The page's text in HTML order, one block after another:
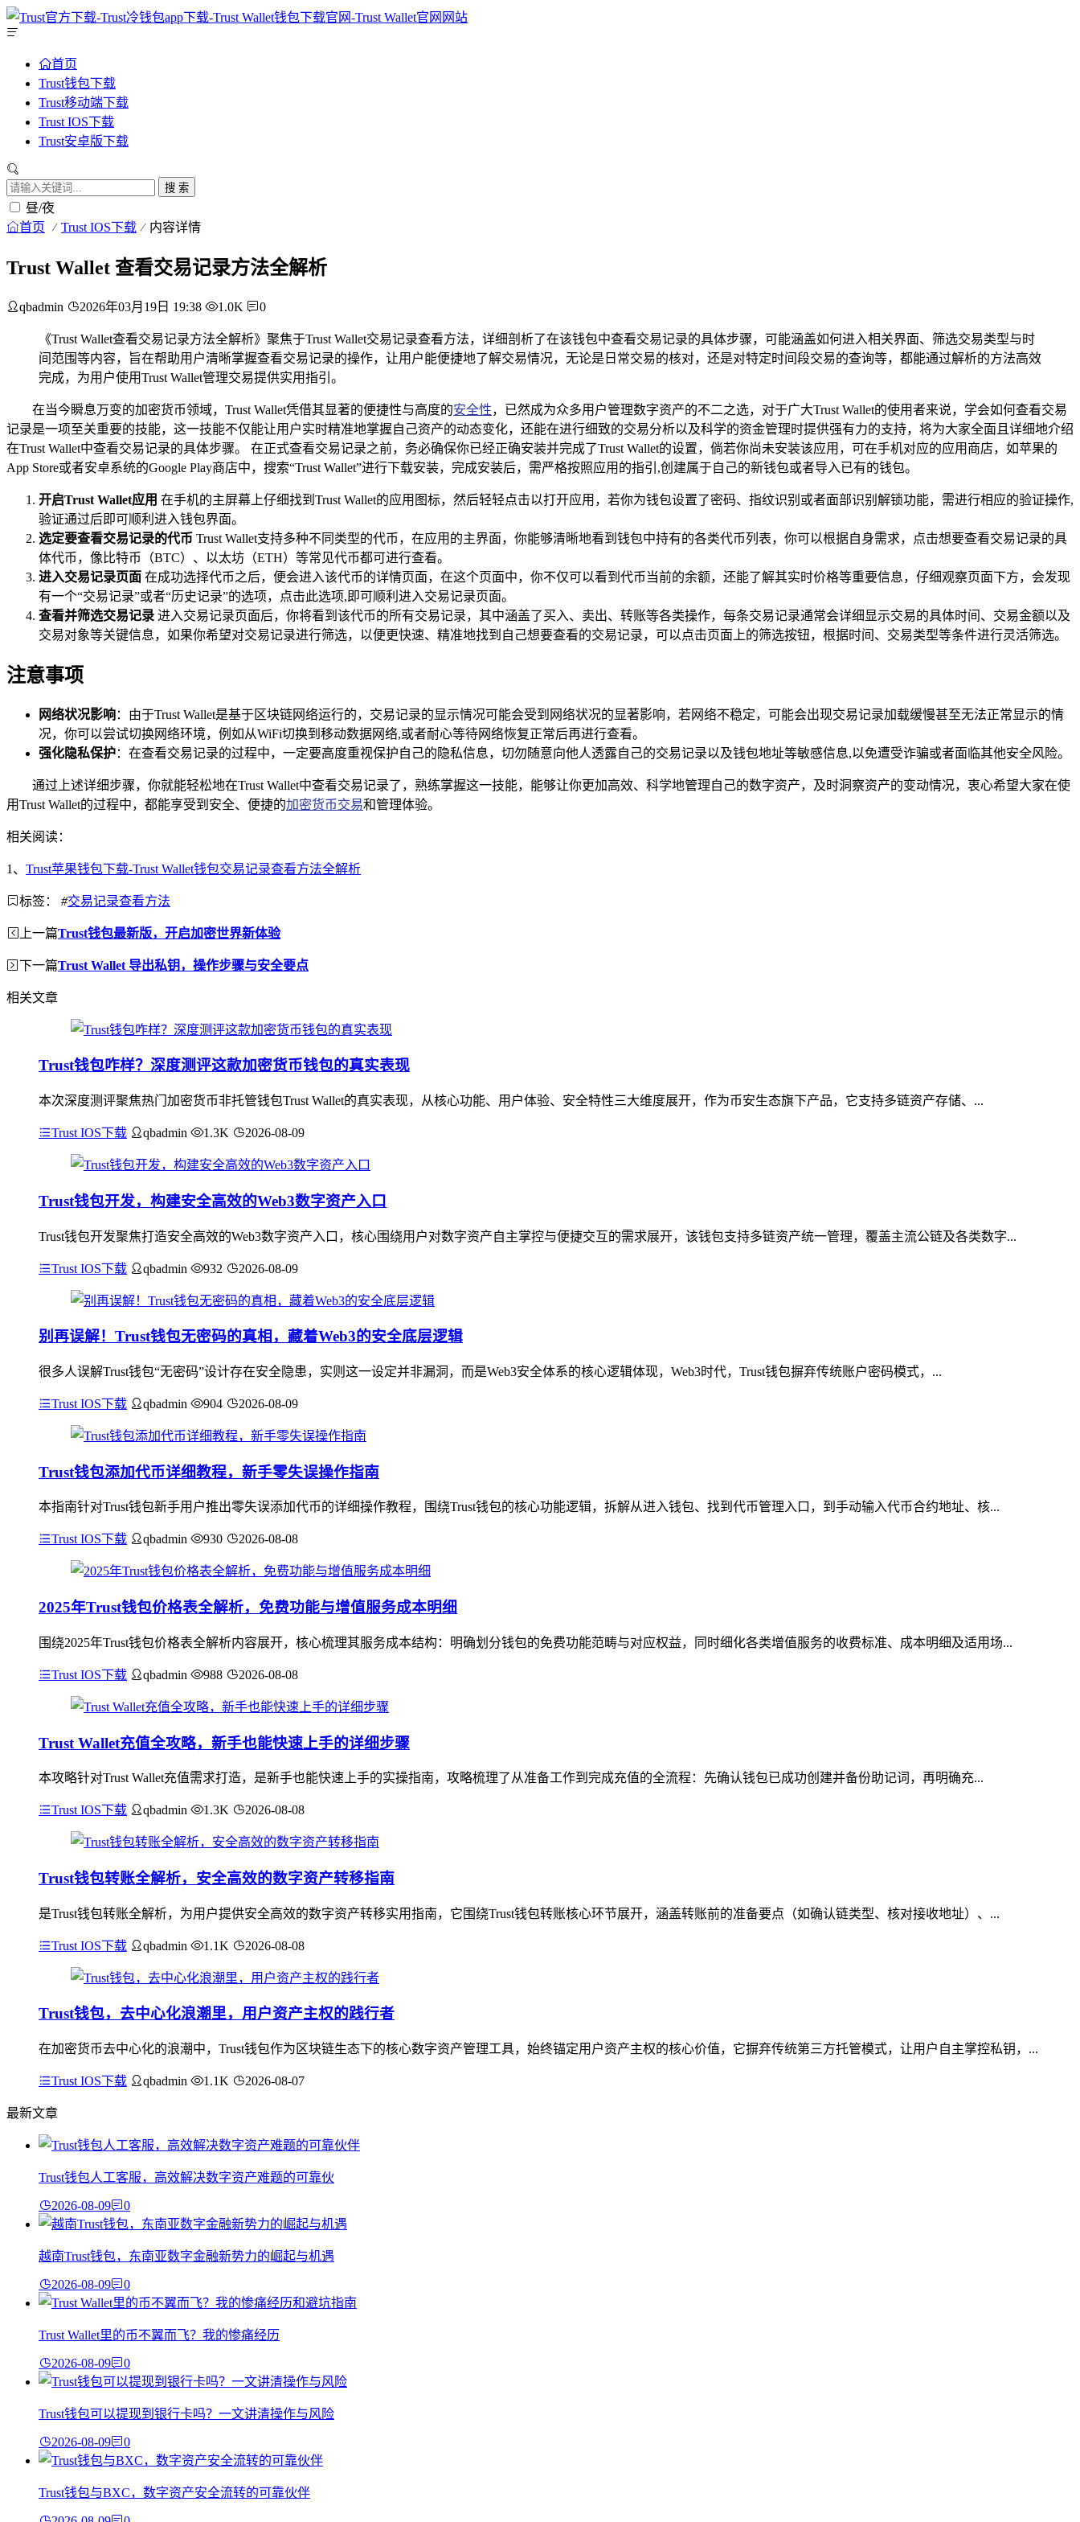
首页
Trust钱包下载
Trust移动端下载
Trust IOS下载
Trust安卓版下载
搜 索
昼/夜
首页 Trust IOS下载 内容详情
Trust Wallet 查看交易记录方法全解析
qbadmin 2026年03月19日 19:38 1.0K 0
《Trust Wallet查看交易记录方法全解析》聚焦于Trust Wallet交易记录查看方法，详细剖析了在该钱包中查看交易记录的具体步骤，可能涵盖如何进入相关界面、筛选交易类型与时
间范围等内容，旨在帮助用户清晰掌握查看交易记录的操作，让用户能便捷地了解交易情况，无论是日常交易的核对，还是对特定时间段交易的查询等，都能通过解析的方法高效
完成，为用户使用Trust Wallet管理交易提供实用指引。
在当今瞬息万变的加密货币领域，Trust Wallet凭借其显著的便捷性与高度的安全性，已然成为众多用户管理数字资产的不二之选，对于广大Trust Wallet的使用者来说，学会如何查看交易
记录是一项至关重要的技能，这一技能不仅能让用户实时精准地掌握自己资产的动态变化，还能在进行细致的交易分析以及科学的资金管理时提供强有力的支持，将为大家全面且详细地介绍
在Trust Wallet中查看交易记录的具体步骤。 在正式查看交易记录之前，务必确保你已经正确安装并完成了Trust Wallet的设置，倘若你尚未安装该应用，可在手机对应的应用商店，如苹果的
App Store或者安卓系统的Google Play商店中，搜索“Trust Wallet”进行下载安装，完成安装后，需严格按照应用的指引,创建属于自己的新钱包或者导入已有的钱包。
开启Trust Wallet应用 在手机的主屏幕上仔细找到Trust Wallet的应用图标，然后轻轻点击以打开应用，若你为钱包设置了密码、指纹识别或者面部识别解锁功能，需进行相应的验证操作,
验证通过后即可顺利进入钱包界面。
选定要查看交易记录的代币 Trust Wallet支持多种不同类型的代币，在应用的主界面，你能够清晰地看到钱包中持有的各类代币列表，你可以根据自身需求，点击想要查看交易记录的具
体代币，像比特币（BTC）、以太坊（ETH）等常见代币都可进行查看。
进入交易记录页面 在成功选择代币之后，便会进入该代币的详情页面，在这个页面中，你不仅可以看到代币当前的余额，还能了解其实时价格等重要信息，仔细观察页面下方，会发现
有一个“交易记录”或者“历史记录”的选项，点击此选项,即可顺利进入交易记录页面。
查看并筛选交易记录 进入交易记录页面后，你将看到该代币的所有交易记录，其中涵盖了买入、卖出、转账等各类操作，每条交易记录通常会详细显示交易的具体时间、交易金额以及
交易对象等关键信息，如果你希望对交易记录进行筛选，以便更快速、精准地找到自己想要查看的交易记录，可以点击页面上的筛选按钮，根据时间、交易类型等条件进行灵活筛选。
注意事项
网络状况影响：由于Trust Wallet是基于区块链网络运行的，交易记录的显示情况可能会受到网络状况的显著影响，若网络不稳定，可能会出现交易记录加载缓慢甚至无法正常显示的情
况，你可以尝试切换网络环境，例如从WiFi切换到移动数据网络,或者耐心等待网络恢复正常后再进行查看。
强化隐私保护：在查看交易记录的过程中，一定要高度重视保护自己的隐私信息，切勿随意向他人透露自己的交易记录以及钱包地址等敏感信息,以免遭受诈骗或者面临其他安全风险。
通过上述详细步骤，你就能轻松地在Trust Wallet中查看交易记录了，熟练掌握这一技能，能够让你更加高效、科学地管理自己的数字资产，及时洞察资产的变动情况，衷心希望大家在使
用Trust Wallet的过程中，都能享受到安全、便捷的加密货币交易和管理体验。
相关阅读：
1、 Trust苹果钱包下载-Trust Wallet钱包交易记录查看方法全解析
标签： #交易记录查看方法
上一篇Trust钱包最新版，开启加密世界新体验
下一篇Trust Wallet 导出私钥，操作步骤与安全要点
相关文章
Trust钱包咋样？深度测评这款加密货币钱包的真实表现
本次深度测评聚焦热门加密货币非托管钱包Trust Wallet的真实表现，从核心功能、用户体验、安全特性三大维度展开，作为币安生态旗下产品，它支持多链资产存储、...
Trust IOS下载 qbadmin 1.3K 2026-08-09
Trust钱包开发，构建安全高效的Web3数字资产入口
Trust钱包开发聚焦打造安全高效的Web3数字资产入口，核心围绕用户对数字资产自主掌控与便捷交互的需求展开，该钱包支持多链资产统一管理，覆盖主流公链及各类数字...
Trust IOS下载 qbadmin 932 2026-08-09
别再误解！Trust钱包无密码的真相，藏着Web3的安全底层逻辑
很多人误解Trust钱包“无密码”设计存在安全隐患，实则这一设定并非漏洞，而是Web3安全体系的核心逻辑体现，Web3时代，Trust钱包摒弃传统账户密码模式，...
Trust IOS下载 qbadmin 904 2026-08-09
Trust钱包添加代币详细教程，新手零失误操作指南
本指南针对Trust钱包新手用户推出零失误添加代币的详细操作教程，围绕Trust钱包的核心功能逻辑，拆解从进入钱包、找到代币管理入口，到手动输入代币合约地址、核...
Trust IOS下载 qbadmin 930 2026-08-08
2025年Trust钱包价格表全解析，免费功能与增值服务成本明细
围绕2025年Trust钱包价格表全解析内容展开，核心梳理其服务成本结构：明确划分钱包的免费功能范畴与对应权益，同时细化各类增值服务的收费标准、成本明细及适用场...
Trust IOS下载 qbadmin 988 2026-08-08
Trust Wallet充值全攻略，新手也能快速上手的详细步骤
本攻略针对Trust Wallet充值需求打造，是新手也能快速上手的实操指南，攻略梳理了从准备工作到完成充值的全流程：先确认钱包已成功创建并备份助记词，再明确充...
Trust IOS下载 qbadmin 1.3K 2026-08-08
Trust钱包转账全解析，安全高效的数字资产转移指南
是Trust钱包转账全解析，为用户提供安全高效的数字资产转移实用指南，它围绕Trust钱包转账核心环节展开，涵盖转账前的准备要点（如确认链类型、核对接收地址）、...
Trust IOS下载 qbadmin 1.1K 2026-08-08
Trust钱包，去中心化浪潮里，用户资产主权的践行者
在加密货币去中心化的浪潮中，Trust钱包作为区块链生态下的核心数字资产管理工具，始终锚定用户资产主权的核心价值，它摒弃传统第三方托管模式，让用户自主掌控私钥，...
Trust IOS下载 qbadmin 1.1K 2026-08-07
最新文章
Trust钱包人工客服，高效解决数字资产难题的可靠伙
2026-08-09 0
越南Trust钱包，东南亚数字金融新势力的崛起与机遇
2026-08-09 0
Trust Wallet里的币不翼而飞？我的惨痛经历
2026-08-09 0
Trust钱包可以提现到银行卡吗？一文讲清操作与风险
2026-08-09 0
Trust钱包与BXC，数字资产安全流转的可靠伙伴